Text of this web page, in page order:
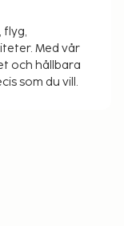
flyg,
Med vår
och hållbara
som du vill.